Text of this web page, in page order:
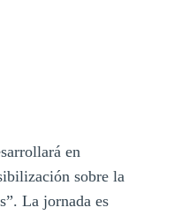
en
sobre la
La jornada es